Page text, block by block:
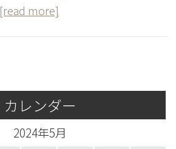
[read more]
カレンダー
2024年5月